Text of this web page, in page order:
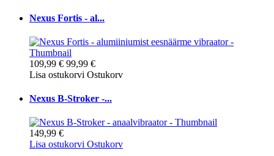
Nexus Fortis - al...
109,99 € 99,99 €
Lisa ostukorvi Ostukorv
Nexus B-Stroker -...
149,99 €
Lisa ostukorvi Ostukorv